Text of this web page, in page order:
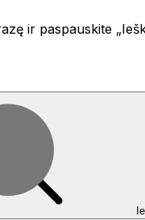
ir paspauskite